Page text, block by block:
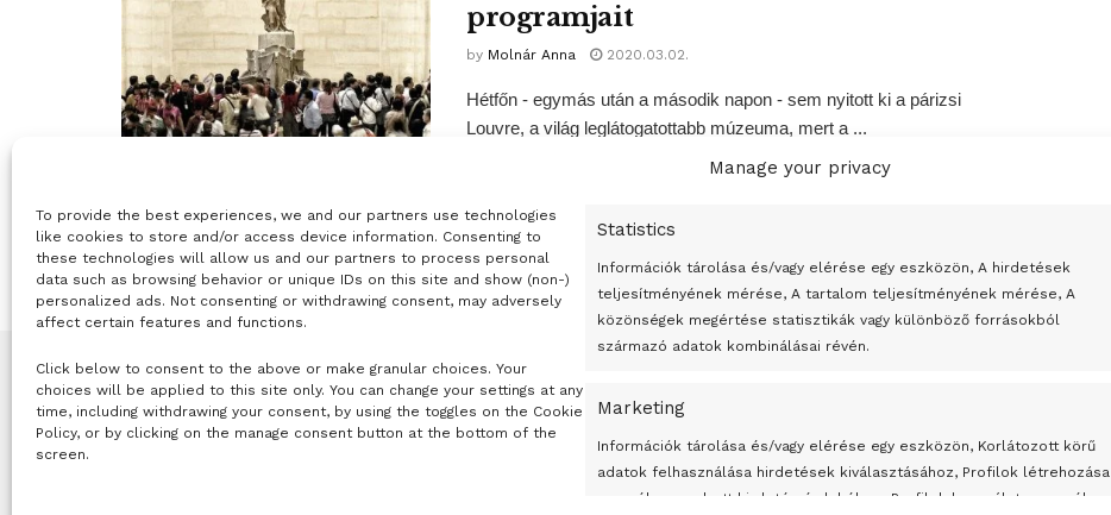
Manage your privacy
To provide the best experiences, we and our partners use technologies
like cookies to store and/or access device information. Consenting to
these technologies will allow us and our partners to process personal
data such as browsing behavior or unique IDs on this site and show (non-)
personalized ads. Not consenting or withdrawing consent, may adversely
affect certain features and functions.
Click below to consent to the above or make granular choices. Your
choices will be applied to this site only. You can change your settings at any
time, including withdrawing your consent, by using the toggles on the Cookie
Policy, or by clicking on the manage consent button at the bottom of the
screen.
Statistics
Információk tárolása és/vagy elérése egy eszközön, A hirdetések
teljesítményének mérése, A tartalom teljesítményének mérése, A
közönségek megértése statisztikák vagy különböző forrásokból
származó adatok kombinálásai révén.
Marketing
Információk tárolása és/vagy elérése egy eszközön, Korlátozott körű
adatok felhasználása hirdetések kiválasztásához, Profilok létrehozása
személyre szabott hirdetés érdekében, Profilok használata személyre
programjait
by Molnár Anna 2020.03.02.
Hétfőn - egymás után a második napon - sem nyitott ki a párizsi
Louvre, a világ leglátogatottabb múzeuma, mert a ...
1